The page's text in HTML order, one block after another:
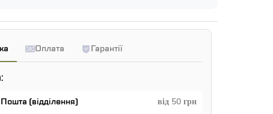
Оплата Гарантії
(відділення) від 50 грн